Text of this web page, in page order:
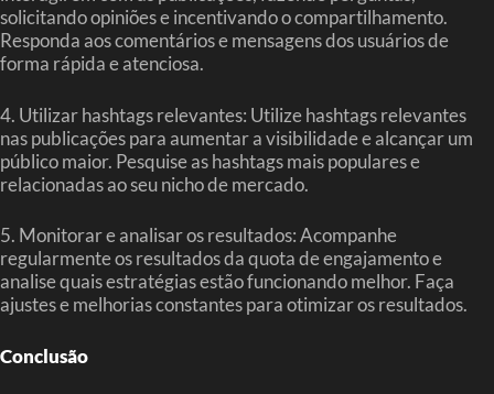
solicitando opiniões e incentivando o compartilhamento.
Responda aos comentários e mensagens dos usuários de
forma rápida e atenciosa.
4. Utilizar hashtags relevantes: Utilize hashtags relevantes
nas publicações para aumentar a visibilidade e alcançar um
público maior. Pesquise as hashtags mais populares e
relacionadas ao seu nicho de mercado.
5. Monitorar e analisar os resultados: Acompanhe
regularmente os resultados da quota de engajamento e
analise quais estratégias estão funcionando melhor. Faça
ajustes e melhorias constantes para otimizar os resultados.
Conclusão